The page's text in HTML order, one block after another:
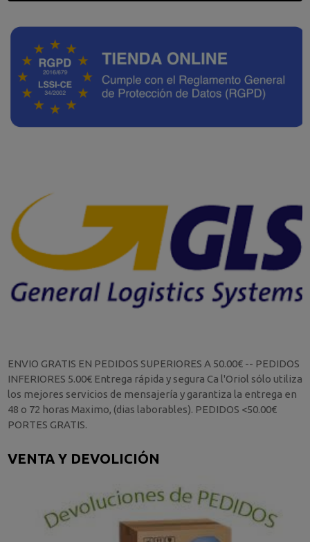
ENVIO GRATIS EN PEDIDOS SUPERIORES A 50.00€ -- PEDIDOS
INFERIORES 5.00€ Entrega rápida y segura Ca l'Oriol sólo utiliza
los mejores servicios de mensajería y garantiza la entrega en
48 o 72 horas Maximo, (dias laborables). PEDIDOS <50.00€
PORTES GRATIS.
VENTA Y DEVOLICIÓN